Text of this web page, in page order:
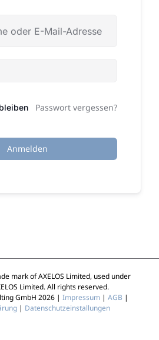
Passwort vergessen?
Anmelden
mark of AXELOS Limited, used under
Limited. All rights reserved.
GmbH 2026 | Impressum | AGB |
| Datenschutzeinstallungen